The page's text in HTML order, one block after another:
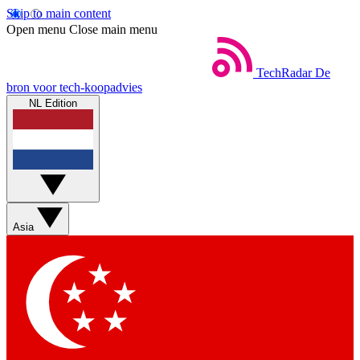
Skip to main content
Open menu Close main menu
TechRadar De
bron voor tech-koopadvies
NL Edition
Asia